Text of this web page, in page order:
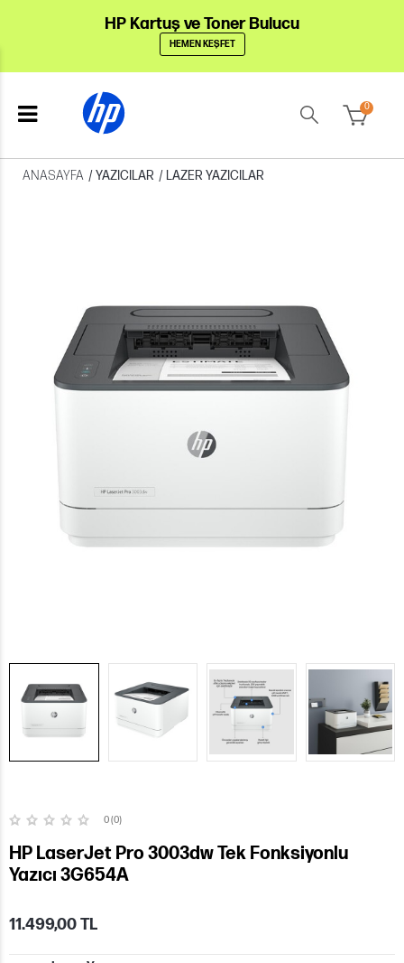
HP Kartuş ve Toner Bulucu
HEMEN KEŞFET
0
ANASAYFA /YAZICILAR / LAZER YAZICILAR
0 (0)
HP LaserJet Pro 3003dw Tek Fonksiyonlu
Yazıcı 3G654A
11.499,00 TL